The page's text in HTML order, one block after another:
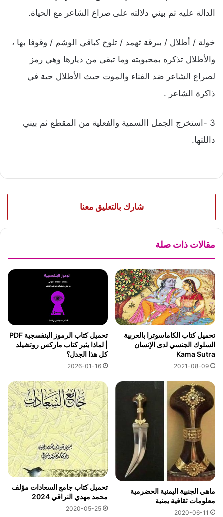
الدالة عليه ثم بيني دلالته على صراع الشاعر مع الحياة.
خولة / أطلال / ببرقة ثهمد / تلوح كباقي الوشم / وقوفا بها ،
والأطلال تذكره بمحبوبته وما تبقى من ديارها وهي رمز
لصراع الشاعر ضد الفناء والموت حيث الأطلال حية في
ذاكرة الشاعر .
3 -استخرج الجمل االسمية والفعلية من المقطع ثم بيني
داللتها.
شارك بالتعليق معنا
مقالات ذات صلة
تحميل كتاب الكاماسوترا بالعربية
السلوك الجنسي لدى الإنسان
Kama Sutra
2021-08-09
تحميل كتاب الرموز البنفسجية PDF
| لماذا يثير كتاب ماركس روتشيلد
كل هذا الجدل؟
2026-01-16
ماهي الجنبية اليمنية الحضرمية
معلومات ثقافية يمنية
2020-06-11
تحميل كتاب جامع السعادات مؤلف
محمد مهدي النراقي 2024
2020-05-25